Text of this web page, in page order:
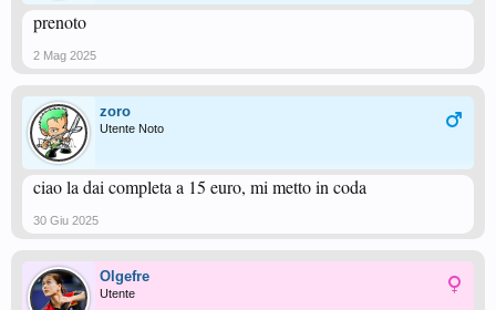
prenoto
2 Mag 2025
zoro
Utente Noto
ciao la dai completa a 15 euro, mi metto in coda
30 Giu 2025
Olgefre
Utente